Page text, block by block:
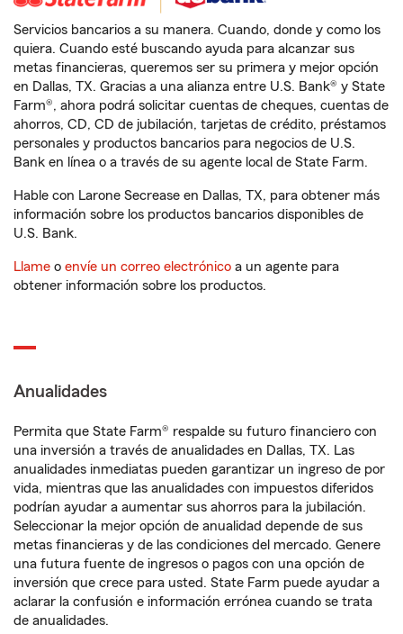
Servicios bancarios a su manera. Cuando, donde y como los
quiera. Cuando esté buscando ayuda para alcanzar sus
metas financieras, queremos ser su primera y mejor opción
en Dallas, TX. Gracias a una alianza entre U.S. Bank® y State
Farm®, ahora podrá solicitar cuentas de cheques, cuentas de
ahorros, CD, CD de jubilación, tarjetas de crédito, préstamos
personales y productos bancarios para negocios de U.S.
Bank en línea o a través de su agente local de State Farm.
Hable con Larone Secrease en Dallas, TX, para obtener más
información sobre los productos bancarios disponibles de
U.S. Bank.
Llame o envíe un correo electrónico a un agente para
obtener información sobre los productos.
Anualidades
Permita que State Farm® respalde su futuro financiero con
una inversión a través de anualidades en Dallas, TX. Las
anualidades inmediatas pueden garantizar un ingreso de por
vida, mientras que las anualidades con impuestos diferidos
podrían ayudar a aumentar sus ahorros para la jubilación.
Seleccionar la mejor opción de anualidad depende de sus
metas financieras y de las condiciones del mercado. Genere
una futura fuente de ingresos o pagos con una opción de
inversión que crece para usted. State Farm puede ayudar a
aclarar la confusión e información errónea cuando se trata
de anualidades.